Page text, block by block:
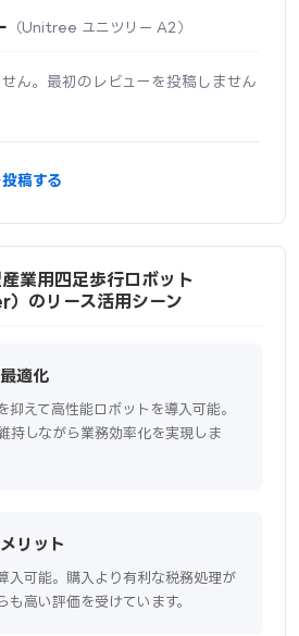
（Unitree ユニツリー A2）
ん。最初のレビューを投稿しません
稿する
業用四足歩行ロボット
のリース活用シーン
適化
抑えて高性能ロボットを導入可能。
持しながら業務効率化を実現しま
リット
入可能。購入より有利な税務処理が
も高い評価を受けています。